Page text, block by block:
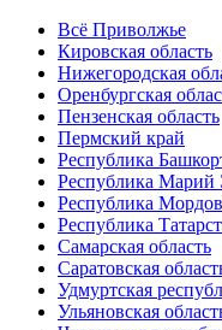
Всё Приволжье
Кировская область
Нижегородская
Оренбургская
Пензенская область
Пермский край
Республика
Республика Марий
Республика
Республика
Самарская область
Саратовская
Удмуртская
Ульяновская